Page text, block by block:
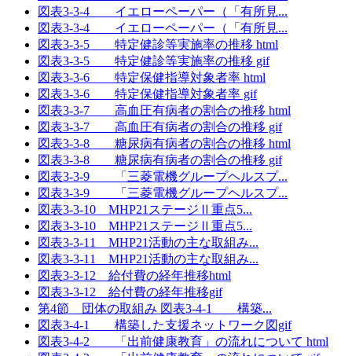
図表3-3-4 イエローペーパー（「有所見...
図表3-3-4 イエローペーパー（「有所見...
図表3-3-5 特定健診等実施率の推移 html
図表3-3-5 特定健診等実施率の推移 gif
図表3-3-6 特定保健指導対象者率 html
図表3-3-6 特定保健指導対象者率 gif
図表3-3-7 高血圧有病者の割合の推移 html
図表3-3-7 高血圧有病者の割合の推移 gif
図表3-3-8 糖尿病有病者の割合の推移 html
図表3-3-8 糖尿病有病者の割合の推移 gif
図表3-3-9 「三菱電機グループヘルスプ...
図表3-3-9 「三菱電機グループヘルスプ...
図表3-3-10 MHP21ステージⅡ重点5...
図表3-3-10 MHP21ステージⅡ重点5...
図表3-3-11 MHP21活動の主な取組み...
図表3-3-11 MHP21活動の主な取組み...
図表3-3-12 給付費の経年推移html
図表3-3-12 給付費の経年推移gif
第4節 団体の取組み 図表3-4-1 構築...
図表3-4-1 構築した支援ネットワーク図gif
図表3-4-2 「出前健康教育」の流れについて html